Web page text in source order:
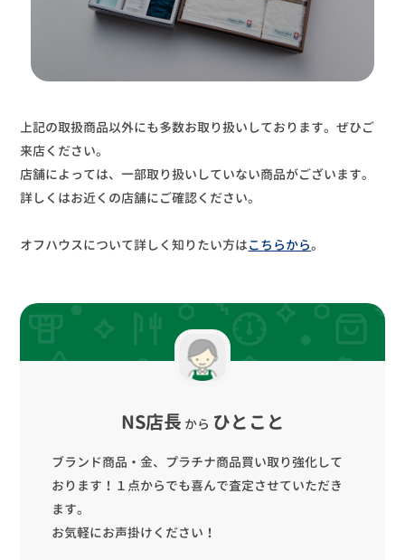
上記の取扱商品以外にも多数お取り扱いしております。ぜひご
来店ください。
店舗によっては、一部取り扱いしていない商品がございます。
詳しくはお近くの店舗にご確認ください。
オフハウスについて詳しく知りたい方はこちらから。
NS店長 から ひとこと
ブランド商品・金、プラチナ商品買い取り強化して
おります！１点からでも喜んで査定させていただき
ます。
お気軽にお声掛けください！